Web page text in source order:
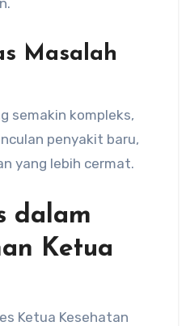
Masalah
semakin kompleks,
penyakit baru,
yang lebih cermat.
dalam
Ketua
Ketua Kesehatan